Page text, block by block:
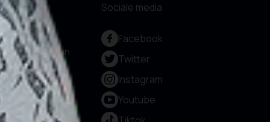
ons
en
Sociale media
Facebook
Twitter
Instagram
Youtube